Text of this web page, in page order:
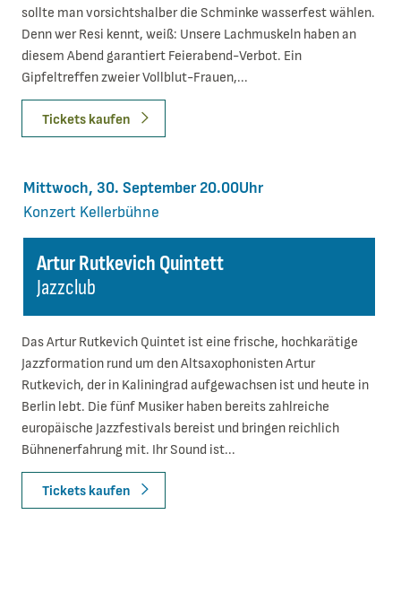
sollte man vorsichtshalber die Schminke wasserfest wählen.
Denn wer Resi kennt, weiß: Unsere Lachmuskeln haben an
diesem Abend garantiert Feierabend-Verbot. Ein
Gipfeltreffen zweier Vollblut-Frauen,...
Tickets kaufen
Artur Rutkevich Quintett
Jazzclub
Mittwoch, 30. September 20.00Uhr
Konzert Kellerbühne
Das Artur Rutkevich Quintet ist eine frische, hochkarätige
Jazzformation rund um den Altsaxophonisten Artur
Rutkevich, der in Kaliningrad aufgewachsen ist und heute in
Berlin lebt. Die fünf Musiker haben bereits zahlreiche
europäische Jazzfestivals bereist und bringen reichlich
Bühnenerfahrung mit. Ihr Sound ist...
Tickets kaufen